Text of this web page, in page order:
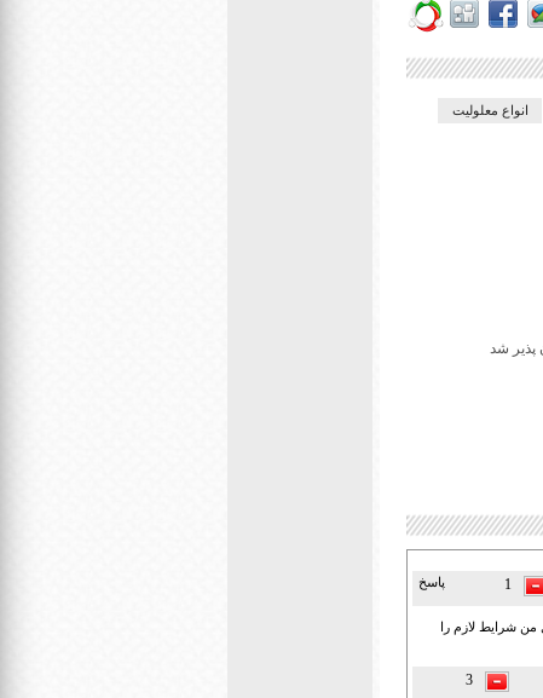
انواع معلولیت
1 پاسخ
من شرایط لازم را
3